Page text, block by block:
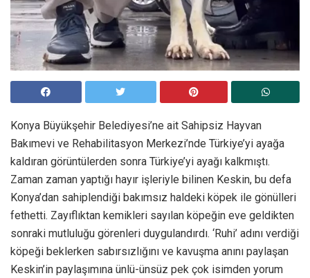
Konya Büyükşehir Belediyesi’ne ait Sahipsiz Hayvan
Bakımevi ve Rehabilitasyon Merkezi’nde Türkiye’yi ayağa
kaldıran görüntülerden sonra Türkiye’yi ayağı kalkmıştı.
Zaman zaman yaptığı hayır işleriyle bilinen Keskin, bu defa
Konya’dan sahiplendiği bakımsız haldeki köpek ile gönülleri
fethetti. Zayıflıktan kemikleri sayılan köpeğin eve geldikten
sonraki mutluluğu görenleri duygulandırdı. ‘Ruhi’ adını verdiği
köpeği beklerken sabırsızlığını ve kavuşma anını paylaşan
Keskin’in paylaşımına ünlü-ünsüz pek çok isimden yorum